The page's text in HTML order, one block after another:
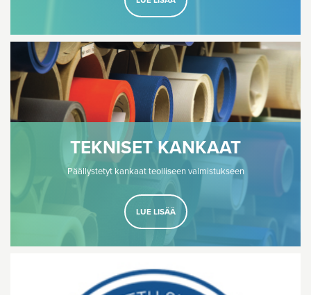
TEKNISET KANKAAT
Päällystetyt kankaat teolliseen valmistukseen
LUE LISÄÄ